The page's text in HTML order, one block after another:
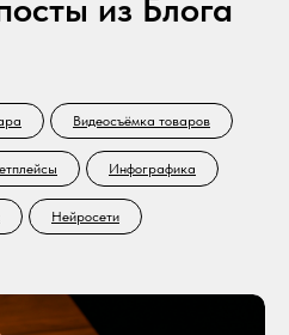
Видеосъёмка товаров
Инфографика
Нейросети